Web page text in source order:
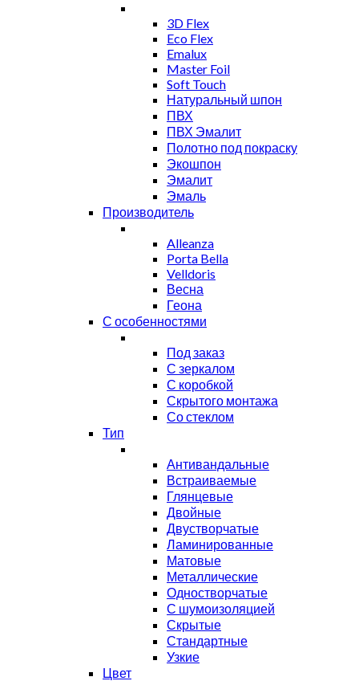
3D Flex
Eco Flex
Emalux
Master Foil
Soft Touch
Натуральный шпон
ПВХ
ПВХ Эмалит
Полотно под покраску
Экошпон
Эмалит
Эмаль
Производитель
Alleanza
Porta Bella
Velldoris
Весна
Геона
С особенностями
Под заказ
С зеркалом
С коробкой
Скрытого монтажа
Со стеклом
Тип
Антивандальные
Встраиваемые
Глянцевые
Двойные
Двустворчатые
Ламинированные
Матовые
Металлические
Одностворчатые
С шумоизоляцией
Скрытые
Стандартные
Узкие
Цвет